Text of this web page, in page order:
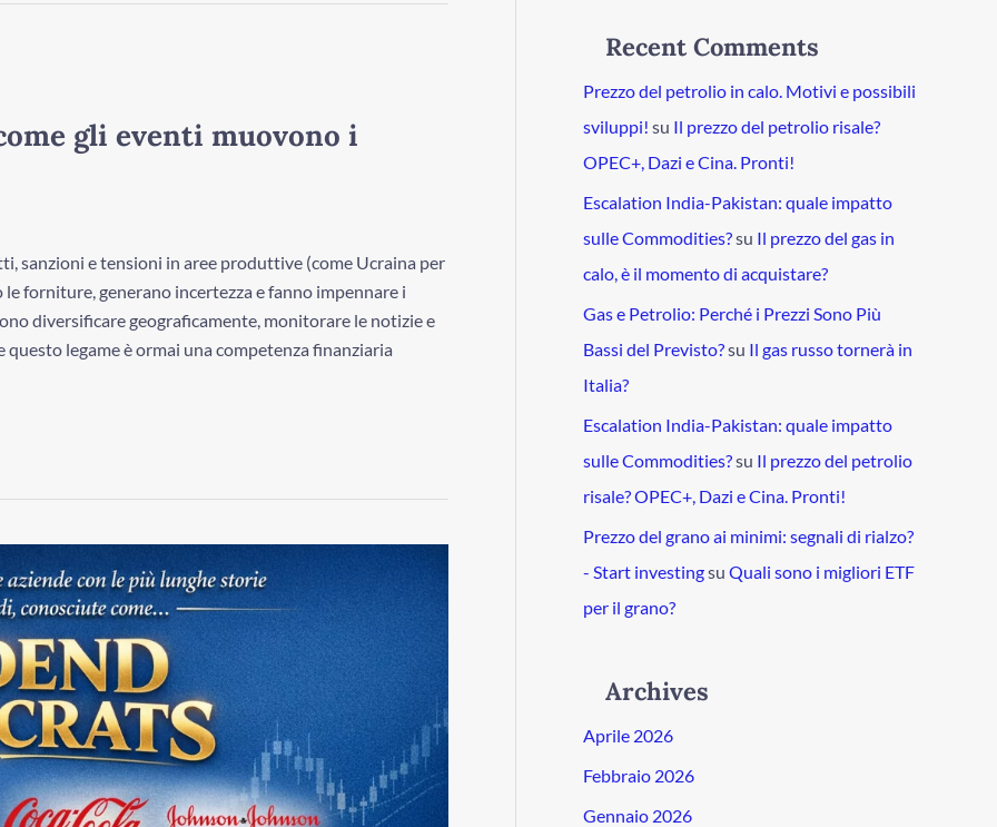
gli eventi muovono i
sanzioni e tensioni in aree produttive (come Ucraina per
forniture, generano incertezza e fanno impennare i
diversificare geograficamente, monitorare le notizie e
legame è ormai una competenza finanziaria
Recent Comments
Prezzo del petrolio in calo. Motivi e possibili
sviluppi! su Il prezzo del petrolio risale?
OPEC+, Dazi e Cina. Pronti!
Escalation India-Pakistan: quale impatto
sulle Commodities?su Il prezzo del gas in
calo, è il momento di acquistare?
Gas e Petrolio: Perché i Prezzi Sono Più
Bassi del Previsto?su Il gas russo tornerà in
Italia?
Escalation India-Pakistan: quale impatto
sulle Commodities?su Il prezzo del petrolio
risale? OPEC+, Dazi e Cina. Pronti!
Prezzo del grano ai minimi: segnali di rialzo?
- Start investingsu Quali sono i migliori ETF
per il grano?
Archives
Aprile 2026
Febbraio 2026
Gennaio 2026